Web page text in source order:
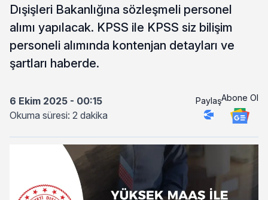
Dışişleri Bakanlığına sözleşmeli personel
alımı yapılacak. KPSS ile KPSS siz bilişim
personeli alımında kontenjan detayları ve
şartları haberde.
6 Ekim 2025 - 00:15
Okuma süresi: 2 dakika
PaylaşAbone Ol